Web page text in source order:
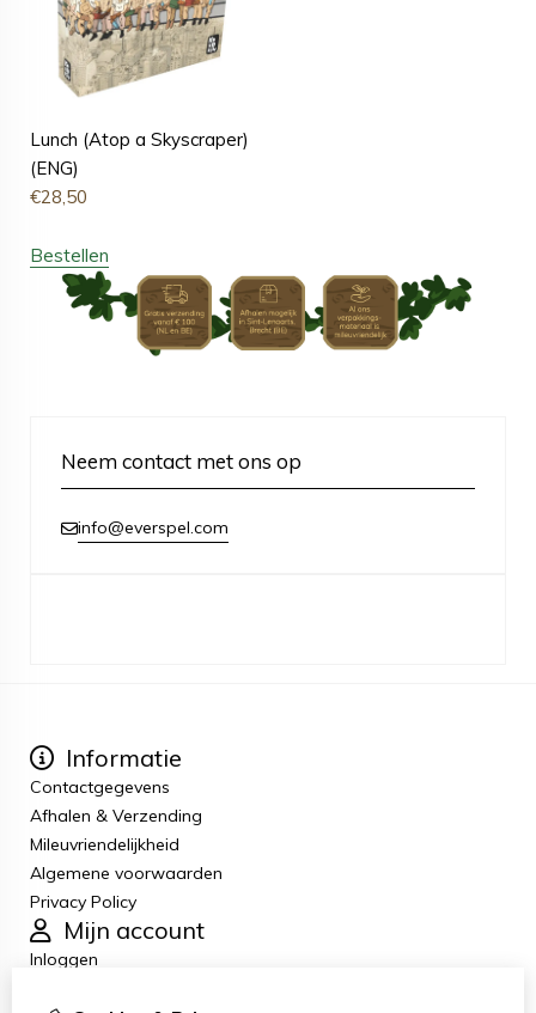
Lunch (Atop a Skyscraper)
(ENG)
€28,50
Bestellen
Neem contact met ons op
info@everspel.com
Informatie
Contactgegevens
Afhalen & Verzending
Mileuvriendelijkheid
Algemene voorwaarden
Privacy Policy
Mijn account
Inloggen